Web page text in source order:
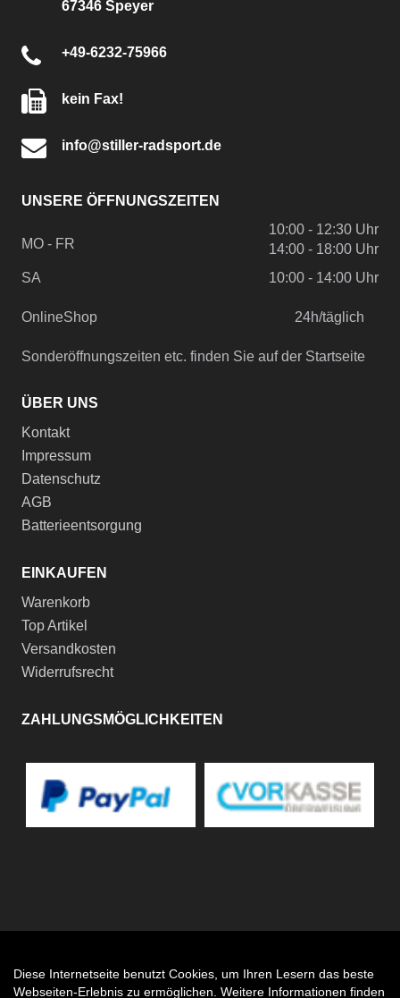
67346 Speyer
+49-6232-75966
kein Fax!
info@stiller-radsport.de
UNSERE ÖFFNUNGSZEITEN
MO - FR
10:00 - 12:30 Uhr
14:00 - 18:00 Uhr
SA
10:00 - 14:00 Uhr
OnlineShop 24h/täglich
Sonderöffnungszeiten etc. finden Sie auf der Startseite
ÜBER UNS
Kontakt
Impressum
Datenschutz
AGB
Batterieentsorgung
EINKAUFEN
Warenkorb
Top Artikel
Versandkosten
Widerrufsrecht
ZAHLUNGSMÖGLICHKEITEN
Diese Internetseite benutzt Cookies, um Ihren Lesern das beste
Webseiten-Erlebnis zu ermöglichen. Weitere Informationen finden
Auftrag widerrufen